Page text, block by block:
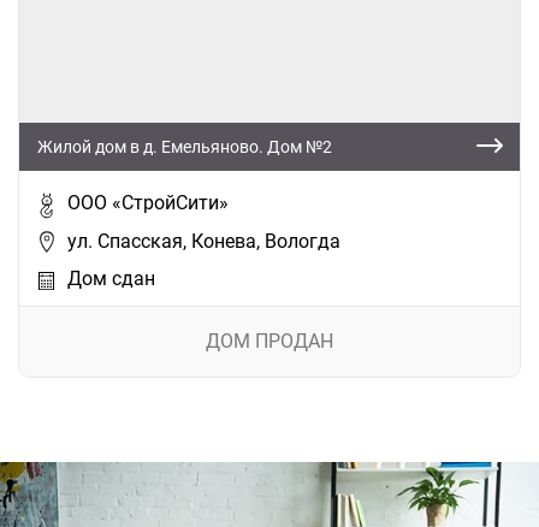
Жилой дом в д. Емельяново. Дом №2
ООО «СтройСити»
ул. Спасская, Конева, Вологда
Дом сдан
ДОМ ПРОДАН